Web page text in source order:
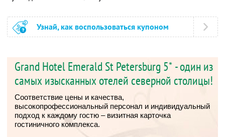
Узнай, как воспользоваться купоном
Grand Hotel Emerald St Petersburg 5* - один из
самых изысканных отелей северной столицы!
Соответствие цены и качества,
высокопрофессиональный персонал и индивидуальный
подход к каждому гостю – визитная карточка
гостиничного комплекса.